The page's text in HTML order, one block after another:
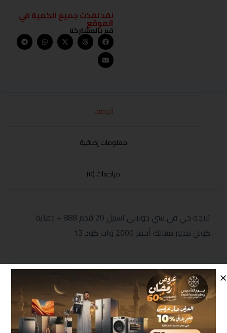
لقد نفذت جميع الكمية في
الموقع
قم بالمشاركة
الوصف
معلومات إضافية
مراجعات (0)
ثلاجة جي في سي دولابي استيل 20 قدم 888 + دفاية
كولن مدور ميتالك أحمر 2000 وات كود 13
منتجات مشابهة